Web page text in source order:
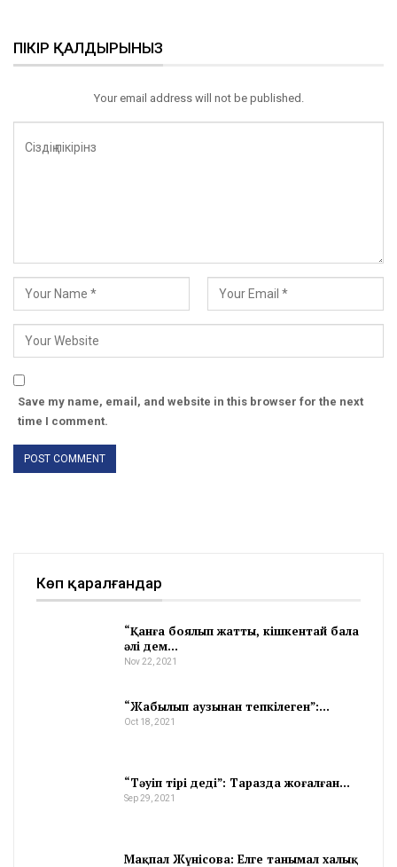
ПІКІР ҚАЛДЫРЫНЫЗ
Your email address will not be published.
Save my name, email, and website in this browser for the next
time I comment.
Көп қаралғандар
“Қанға боялып жатты, кішкентай бала
әлі дем…
Nov 22, 2021
“Жабылып аузынан тепкілеген”:…
Oct 18, 2021
“Тәуіп тірі деді”: Таразда жоғалған…
Sep 29, 2021
Мақпал Жүнісова: Елге танымал халық